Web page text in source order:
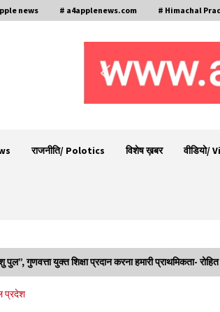
news # a4applenews.com # Himachal
राजनीति/ Polotics विशेष ख़बर वीडियो/
गुणवत्ता युक्त शिक्षा प्रदान करना हमारी प्राथमिकता-
प्रदेश